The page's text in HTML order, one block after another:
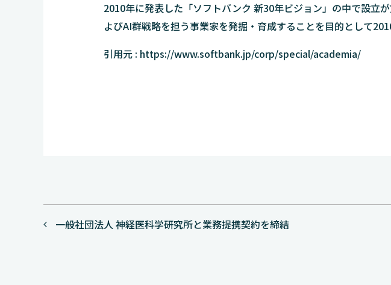
2010年に発表した「ソフトバンク 新30年ビジョン」の中で設立
よびAI群戦略を担う事業家を発掘・育成することを目的として
引用元 : https://www.softbank.jp/corp/special/academia/
一般社団法人 神経医科学研究所と業務提携契約を締結